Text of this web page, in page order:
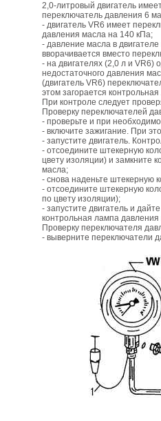
2,0-литровый двигатель
переключатель давления 6
- двигатель VR6 имеет
давления масла на 140 кПа;
- давление масла в
вворачивается вместо
- на двигателях (2,0 л и VR6)
недостаточного давления
(двигатель VR6)
этом загорается
При контроле следует
Проверку переключателей
- проверьте и при
- включите зажигание. При
- запустите двигатель.
- отсоедините штекерную
цвету изоляции) и замкните
масла;
- снова наденьте штекерную
- отсоедините штекерную
по цвету изоляции);
- запустите двигатель и
контрольная лампа давления
Проверку переключателя
- выверните переключатели